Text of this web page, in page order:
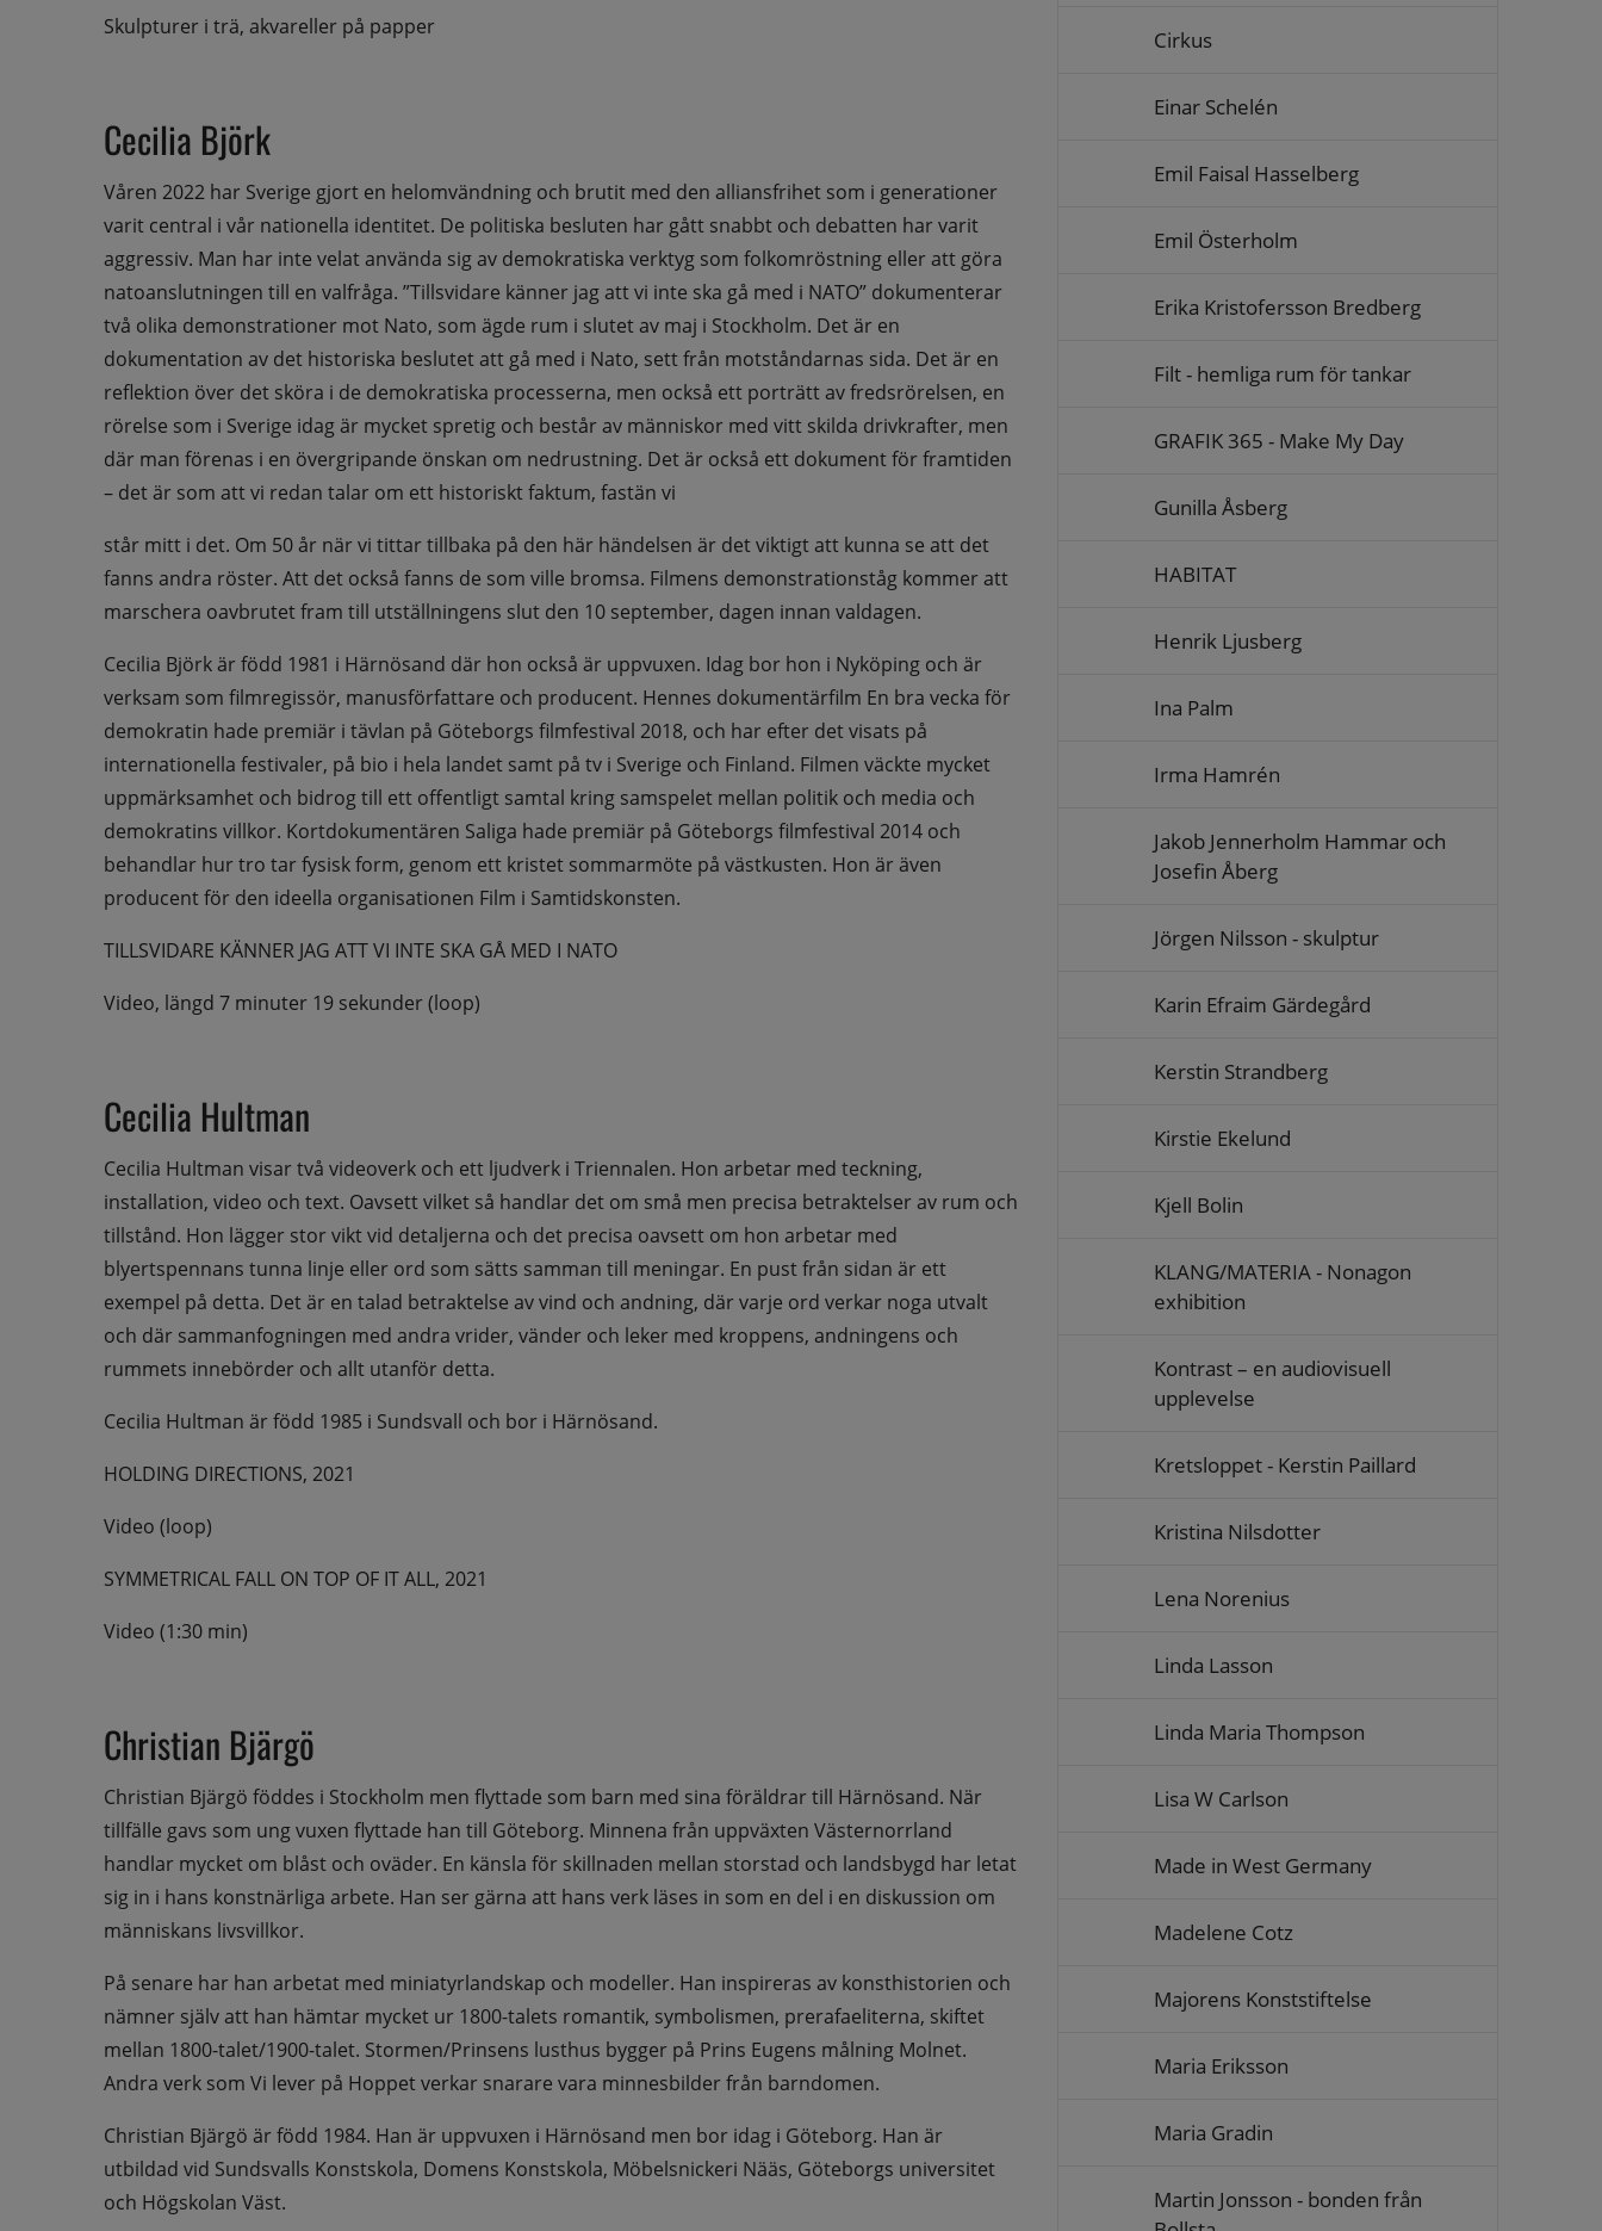
Skulpturer i trä, akvareller på papper
Cecilia Björk
Våren 2022 har Sverige gjort en helomvändning och brutit med den alliansfrihet som i generationer
varit central i vår nationella identitet. De politiska besluten har gått snabbt och debatten har varit
aggressiv. Man har inte velat använda sig av demokratiska verktyg som folkomröstning eller att göra
natoanslutningen till en valfråga. ”Tillsvidare känner jag att vi inte ska gå med i NATO” dokumenterar
två olika demonstrationer mot Nato, som ägde rum i slutet av maj i Stockholm. Det är en
dokumentation av det historiska beslutet att gå med i Nato, sett från motståndarnas sida. Det är en
reflektion över det sköra i de demokratiska processerna, men också ett porträtt av fredsrörelsen, en
rörelse som i Sverige idag är mycket spretig och består av människor med vitt skilda drivkrafter, men
där man förenas i en övergripande önskan om nedrustning. Det är också ett dokument för framtiden
– det är som att vi redan talar om ett historiskt faktum, fastän vi
står mitt i det. Om 50 år när vi tittar tillbaka på den här händelsen är det viktigt att kunna se att det
fanns andra röster. Att det också fanns de som ville bromsa. Filmens demonstrationståg kommer att
marschera oavbrutet fram till utställningens slut den 10 september, dagen innan valdagen.
Cecilia Björk är född 1981 i Härnösand där hon också är uppvuxen. Idag bor hon i Nyköping och är
verksam som filmregissör, manusförfattare och producent. Hennes dokumentärfilm En bra vecka för
demokratin hade premiär i tävlan på Göteborgs filmfestival 2018, och har efter det visats på
internationella festivaler, på bio i hela landet samt på tv i Sverige och Finland. Filmen väckte mycket
uppmärksamhet och bidrog till ett offentligt samtal kring samspelet mellan politik och media och
demokratins villkor. Kortdokumentären Saliga hade premiär på Göteborgs filmfestival 2014 och
behandlar hur tro tar fysisk form, genom ett kristet sommarmöte på västkusten. Hon är även
producent för den ideella organisationen Film i Samtidskonsten.
TILLSVIDARE KÄNNER JAG ATT VI INTE SKA GÅ MED I NATO
Video, längd 7 minuter 19 sekunder (loop)
Cecilia Hultman
Cecilia Hultman visar två videoverk och ett ljudverk i Triennalen. Hon arbetar med teckning,
installation, video och text. Oavsett vilket så handlar det om små men precisa betraktelser av rum och
tillstånd. Hon lägger stor vikt vid detaljerna och det precisa oavsett om hon arbetar med
blyertspennans tunna linje eller ord som sätts samman till meningar. En pust från sidan är ett
exempel på detta. Det är en talad betraktelse av vind och andning, där varje ord verkar noga utvalt
och där sammanfogningen med andra vrider, vänder och leker med kroppens, andningens och
rummets innebörder och allt utanför detta.
Cecilia Hultman är född 1985 i Sundsvall och bor i Härnösand.
HOLDING DIRECTIONS, 2021
Video (loop)
SYMMETRICAL FALL ON TOP OF IT ALL, 2021
Video (1:30 min)
Christian Bjärgö
Christian Bjärgö föddes i Stockholm men flyttade som barn med sina föräldrar till Härnösand. När
tillfälle gavs som ung vuxen flyttade han till Göteborg. Minnena från uppväxten Västernorrland
handlar mycket om blåst och oväder. En känsla för skillnaden mellan storstad och landsbygd har letat
sig in i hans konstnärliga arbete. Han ser gärna att hans verk läses in som en del i en diskussion om
människans livsvillkor.
På senare har han arbetat med miniatyrlandskap och modeller. Han inspireras av konsthistorien och
nämner själv att han hämtar mycket ur 1800-talets romantik, symbolismen, prerafaeliterna, skiftet
mellan 1800-talet/1900-talet. Stormen/Prinsens lusthus bygger på Prins Eugens målning Molnet.
Andra verk som Vi lever på Hoppet verkar snarare vara minnesbilder från barndomen.
Christian Bjärgö är född 1984. Han är uppvuxen i Härnösand men bor idag i Göteborg. Han är
utbildad vid Sundsvalls Konstskola, Domens Konstskola, Möbelsnickeri Nääs, Göteborgs universitet
och Högskolan Väst.
Cirkus
Einar Schelén
Emil Faisal Hasselberg
Emil Österholm
Erika Kristofersson Bredberg
Filt - hemliga rum för tankar
GRAFIK 365 - Make My Day
Gunilla Åsberg
HABITAT
Henrik Ljusberg
Ina Palm
Irma Hamrén
Jakob Jennerholm Hammar och
Josefin Åberg
Jörgen Nilsson - skulptur
Karin Efraim Gärdegård
Kerstin Strandberg
Kirstie Ekelund
Kjell Bolin
KLANG/MATERIA - Nonagon
exhibition
Kontrast – en audiovisuell
upplevelse
Kretsloppet - Kerstin Paillard
Kristina Nilsdotter
Lena Norenius
Linda Lasson
Linda Maria Thompson
Lisa W Carlson
Made in West Germany
Madelene Cotz
Majorens Konststiftelse
Maria Eriksson
Maria Gradin
Martin Jonsson - bonden från